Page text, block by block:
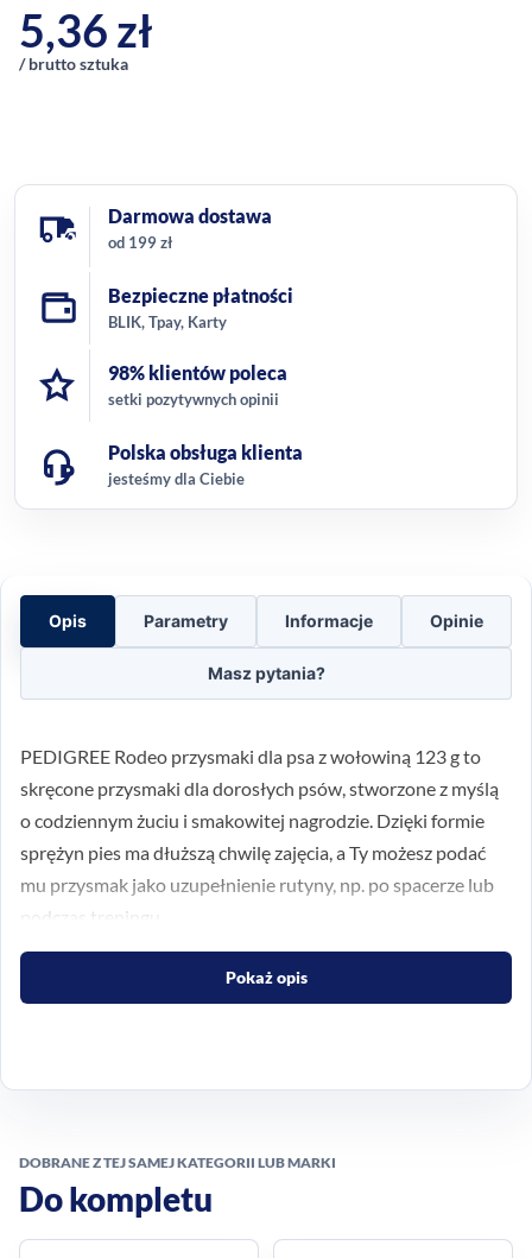
5,36zł
/ brutto sztuka
Darmowa dostawa
od 199 zł
Bezpieczne płatności
BLIK, Tpay, Karty
98% klientów poleca
setki pozytywnych opinii
Polska obsługa klienta
jesteśmy dla Ciebie
Opis Parametry Informacje Opinie
Masz pytania?
PEDIGREE Rodeo przysmaki dla psa z wołowiną 123 g to
skręcone przysmaki dla dorosłych psów, stworzone z myślą
o codziennym żuciu i smakowitej nagrodzie. Dzięki formie
sprężyn pies ma dłuższą chwilę zajęcia, a Ty możesz podać
mu przysmak jako uzupełnienie rutyny, np. po spacerze lub
podczas treningu.
Smak i forma, które zachęcają
do żucia
przysmaku łączącego przyjemność jedzenia z prostą,
codzienną formą podania.
Pokaż opis
DOBRANE Z TEJ SAMEJ KATEGORII LUB MARKI
Do kompletu